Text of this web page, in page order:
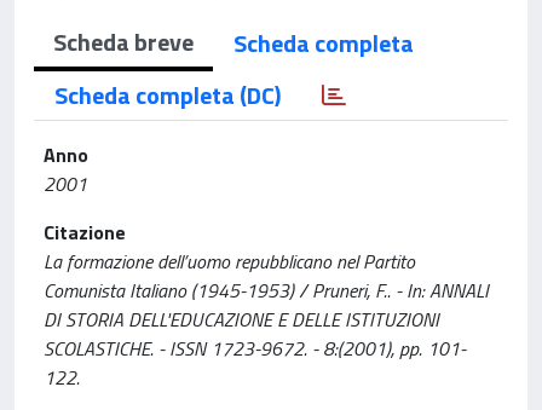
Scheda breve
Scheda completa
Scheda completa (DC)
Anno
2001
Citazione
La formazione dell’uomo repubblicano nel Partito
Comunista Italiano (1945-1953) / Pruneri, F.. - In: ANNALI
DI STORIA DELL'EDUCAZIONE E DELLE ISTITUZIONI
SCOLASTICHE. - ISSN 1723-9672. - 8:(2001), pp. 101-
122.